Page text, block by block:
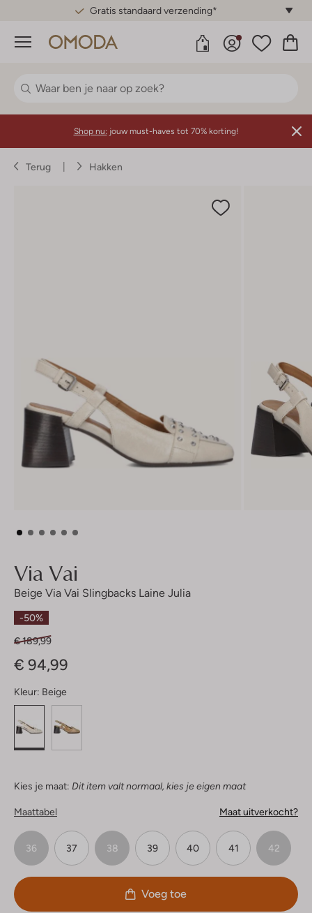
Gratis standaard verzending*
Menu
Shop nu: jouw must-haves tot 70% korting!
Terug Hakken
Via Vai
Beige Via Vai Slingbacks Laine Julia
-50%
€ 189,99
€ 94,99
Kleur: Beige
Kies je maat: Dit item valt normaal, kies je eigen maat
Maattabel Maat uitverkocht?
36 37 38 39 40 41 42
Voeg toe